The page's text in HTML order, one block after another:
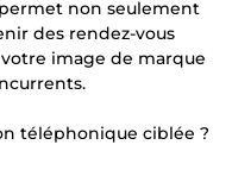
non seulement
des rendez-vous
image de marque
téléphonique ciblée ?